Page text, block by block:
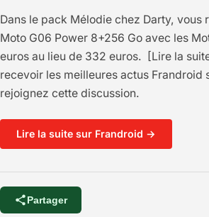
Dans le pack Mélodie chez Darty, vous
Moto G06 Power 8+256 Go avec les
euros au lieu de 332 euros. [Lire la
recevoir les meilleures actus Frandroid
rejoignez cette discussion.
Lire la suite sur Frandroid →
Partager